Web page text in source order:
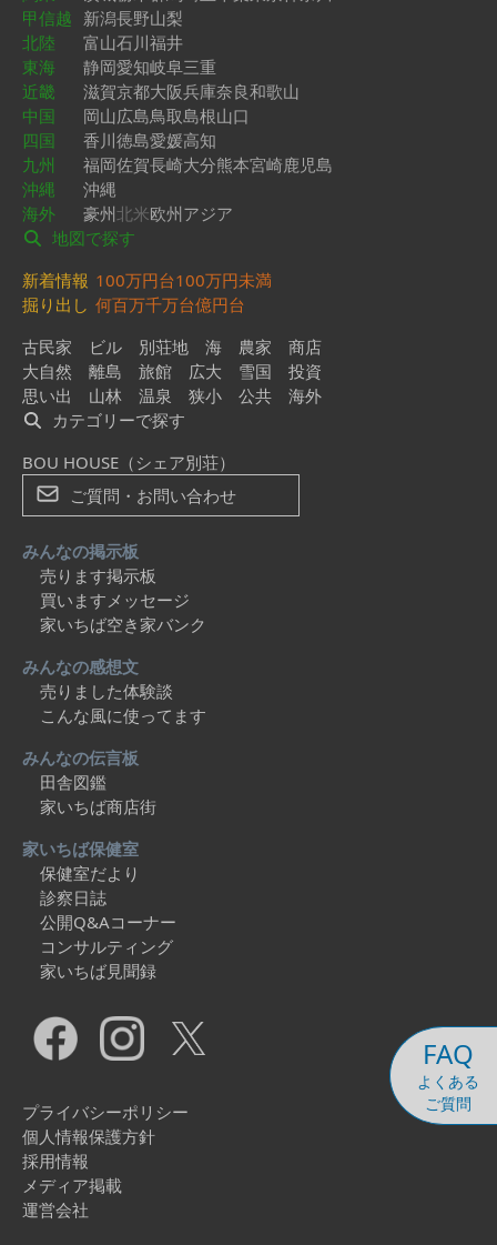
FAQ
よくある
ご質問
甲信越 新潟長野山梨
北陸
富山石川福井
東海
静岡愛知岐阜三重
近畿
滋賀京都大阪兵庫奈良和歌山
中国
岡山広島鳥取島根山口
四国
香川徳島愛媛高知
九州
福岡佐賀長崎大分熊本宮崎鹿児島
沖縄
沖縄
海外
豪州北米欧州アジア
地図で探す
新着情報 100万円台100万円未満
掘り出し 何百万千万台億円台
古民家
ビル 別荘地 海 農家
商店
大自然
離島 旅館 広大 雪国
投資
思い出
山林 温泉 狭小 公共
海外
カテゴリーで探す
BOU HOUSE（シェア別荘）
ご質問・お問い合わせ
みんなの掲示板
売ります掲示板
買いますメッセージ
家いちば空き家バンク
みんなの感想文
売りました体験談
こんな風に使ってます
みんなの伝言板
田舎図鑑
家いちば商店街
家いちば保健室
保健室だより
診察日誌
公開Q&Aコーナー
コンサルティング
家いちば見聞録
プライバシーポリシー
個人情報保護方針
採用情報
メディア掲載
運営会社